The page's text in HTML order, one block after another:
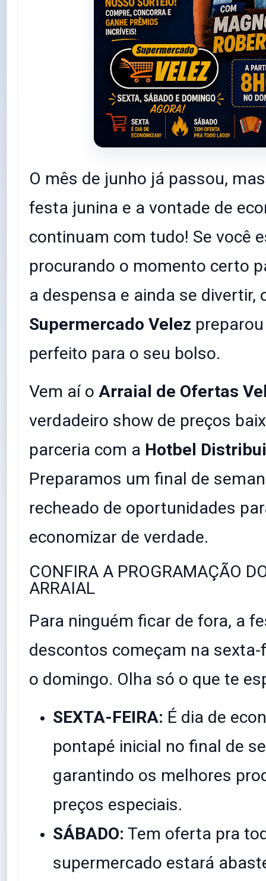
O mês de junho já passou,
festa junina e a vontade de
continuam com tudo! Se você
procurando o momento certo
a despensa e ainda se divertir,
Supermercado Velez
perfeito para o seu bolso.
​Vem aí o Arraial de Ofertas
verdadeiro show de preços
parceria com a Hotbel
Preparamos um final de
recheado de oportunidades
economizar de verdade.
​CONFIRA A PROGRAMAÇÃO
ARRAIAL
​Para ninguém ficar de fora, a
descontos começam na sexta-
o domingo. Olha só o que te
SEXTA-FEIRA: É dia de
pontapé inicial no final de
garantindo os melhores
preços especiais.
SÁBADO: Tem oferta pra
supermercado estará